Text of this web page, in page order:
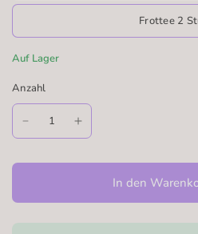
Frottee 2
Auf Lager
Anzahl
In den